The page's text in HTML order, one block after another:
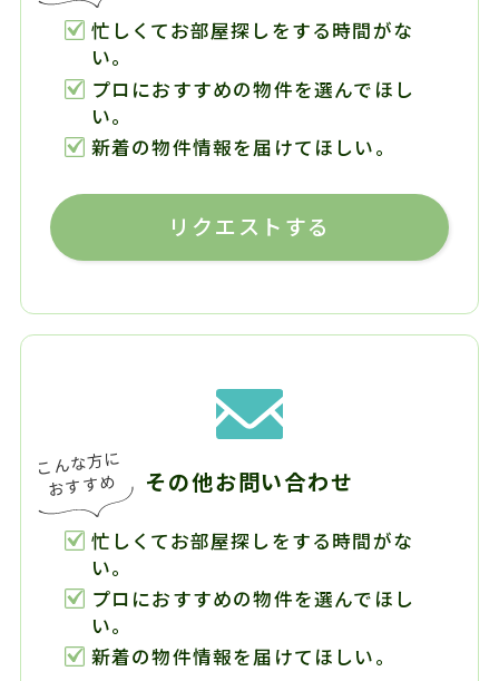
忙しくてお部屋探しをする時間がな
い。
プロにおすすめの物件を選んでほし
い。
新着の物件情報を届けてほしい。
リクエストする
その他お問い合わせ
忙しくてお部屋探しをする時間がな
い。
プロにおすすめの物件を選んでほし
い。
新着の物件情報を届けてほしい。